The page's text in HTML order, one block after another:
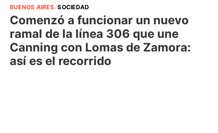
BUENOS AIRES.SOCIEDAD
Comenzó a funcionar un nuevo
ramal de la línea 306 que une
Canning con Lomas de Zamora:
así es el recorrido